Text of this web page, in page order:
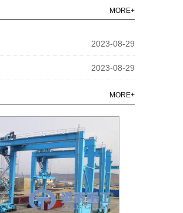
MORE+
2023-08-29
2023-08-29
MORE+